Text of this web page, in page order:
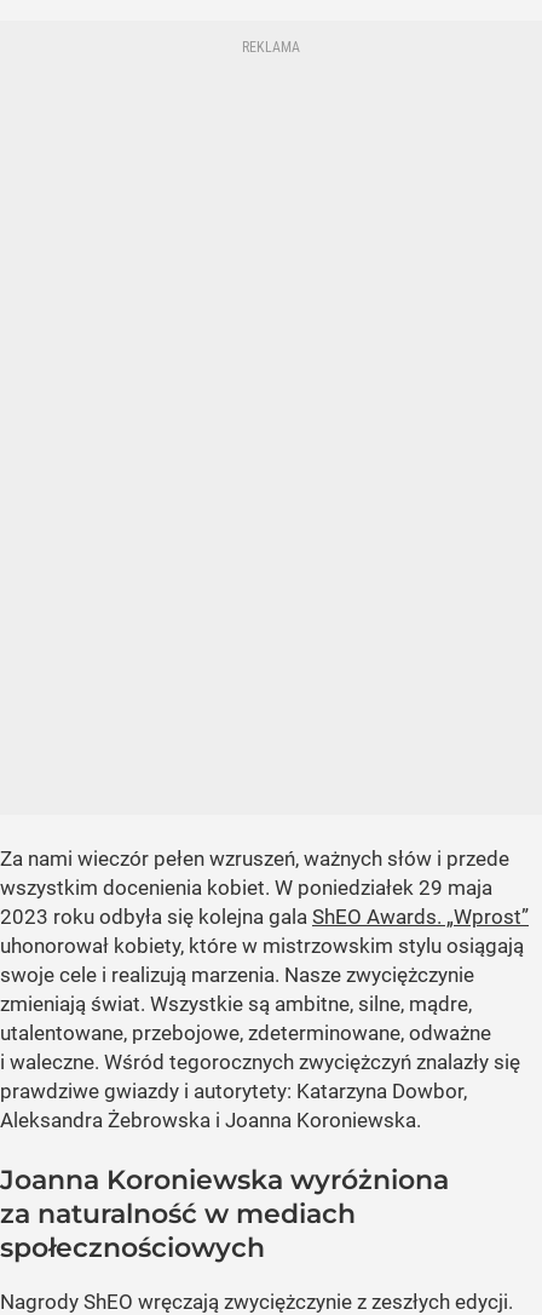
Za nami wieczór pełen wzruszeń, ważnych słów i przede
wszystkim docenienia kobiet. W poniedziałek 29 maja
2023 roku odbyła się kolejna gala ShEO Awards. „Wprost”
uhonorował kobiety, które w mistrzowskim stylu osiągają
swoje cele i realizują marzenia. Nasze zwyciężczynie
zmieniają świat. Wszystkie są ambitne, silne, mądre,
utalentowane, przebojowe, zdeterminowane, odważne
i waleczne. Wśród tegorocznych zwyciężczyń znalazły się
prawdziwe gwiazdy i autorytety: Katarzyna Dowbor,
Aleksandra Żebrowska i Joanna Koroniewska.
Joanna Koroniewska wyróżniona
za naturalność w mediach
społecznościowych
Nagrody ShEO wręczają zwyciężczynie z zeszłych edycji.